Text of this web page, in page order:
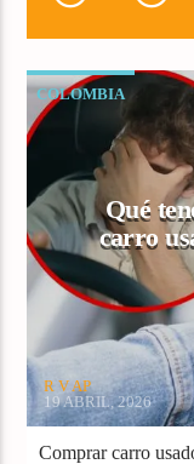
COLOMBIA
Qué
carro
R V AP
19 ABRIL, 2026
Comprar carro